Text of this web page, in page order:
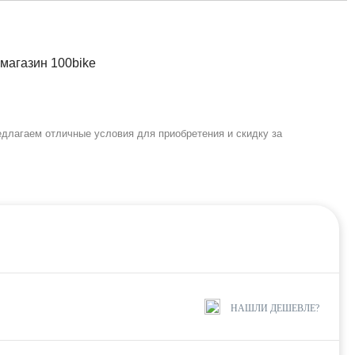
отличные условия для приобретения и скидку за
НАШЛИ ДЕШЕВЛЕ?